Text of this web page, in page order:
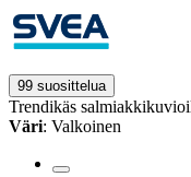
99 suosittelua
Trendikäs
Väri: Valkoinen